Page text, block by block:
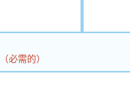
（必需的）